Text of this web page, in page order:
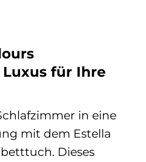
für Ihre
in eine
mit dem Estella
Dieses